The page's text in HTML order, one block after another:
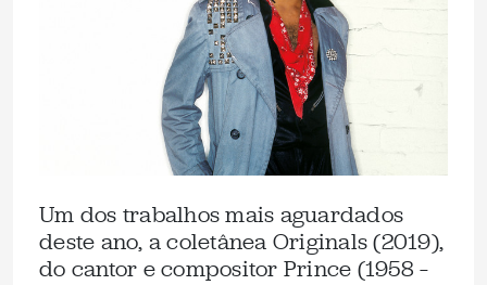
Um dos trabalhos mais aguardados
deste ano, a coletânea Originals (2019),
do cantor e compositor Prince (1958 –